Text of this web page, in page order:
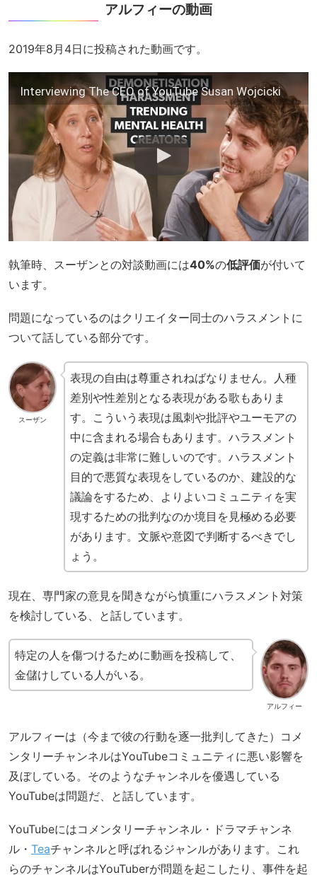
アルフィーの動画
2019年8月4日に投稿された動画です。
Interviewing The CEO of YouTube Susan Wojcicki
執筆時、スーザンとの対談動画には40%の低評価が付いて
います。
問題になっているのはクリエイター同士のハラスメントに
ついて話している部分です。
スーザン
表現の自由は尊重されねばなりません。人種
差別や性差別となる表現がある歌もありま
す。こういう表現は風刺や批評やユーモアの
中に含まれる場合もあります。ハラスメント
の定義は非常に難しいのです。ハラスメント
目的で悪質な表現をしているのか、建設的な
議論をするため、よりよいコミュニティを実
現するための批判なのか境目を見極める必要
があります。文脈や意図で判断するべきでし
ょう。
現在、専門家の意見を聞きながら慎重にハラスメント対策
を検討している、と話しています。
アルフィー
特定の人を傷つけるために動画を投稿して、
金儲けしている人がいる。
アルフィーは（今まで彼の行動を逐一批判してきた）コメ
ンタリーチャンネルはYouTubeコミュニティに悪い影響を
及ぼしている。そのようなチャンネルを優遇している
YouTubeは問題だ、と話しています。
YouTubeにはコメンタリーチャンネル・ドラマチャンネ
ル・ Teaチャンネルと呼ばれるジャンルがあります。これ
らのチャンネルはYouTuberが問題を起こしたり、事件を起